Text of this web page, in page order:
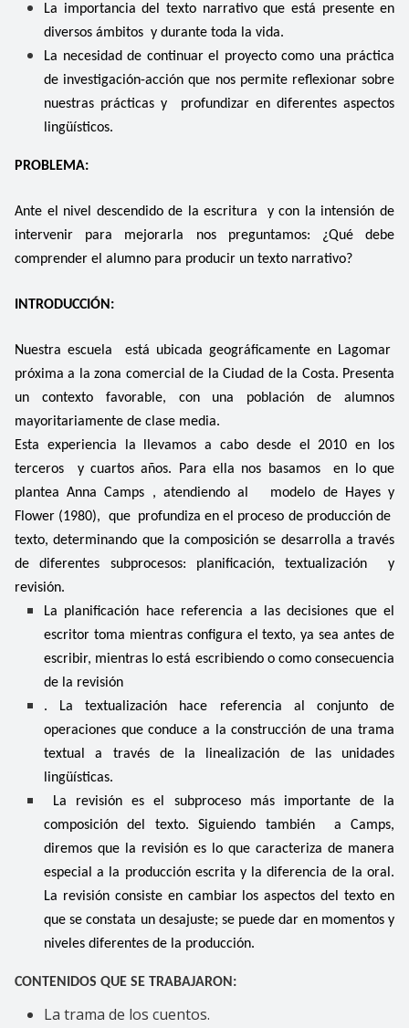
La importancia del texto narrativo que está presente en
diversos ámbitos y durante toda la vida.
La necesidad de continuar el proyecto como una práctica
de investigación-acción que nos permite reflexionar sobre
nuestras prácticas y profundizar en diferentes aspectos
lingüísticos.
PROBLEMA:
Ante el nivel descendido de la escritura y con la intensión de
intervenir para mejorarla nos preguntamos: ¿Qué debe
comprender el alumno para producir un texto narrativo?
INTRODUCCIÓN:
Nuestra escuela está ubicada geográficamente en Lagomar
próxima a la zona comercial de la Ciudad de la Costa. Presenta
un contexto favorable, con una población de alumnos
mayoritariamente de clase media.
Esta experiencia la llevamos a cabo desde el 2010 en los
terceros y cuartos años. Para ella nos basamos en lo que
plantea Anna Camps , atendiendo al modelo de Hayes y
Flower (1980), que profundiza en el proceso de producción de
texto, determinando que la composición se desarrolla a través
de diferentes subprocesos: planificación, textualización y
revisión.
La planificación hace referencia a las decisiones que el
escritor toma mientras configura el texto, ya sea antes de
escribir, mientras lo está escribiendo o como consecuencia
de la revisión
. La textualización hace referencia al conjunto de
operaciones que conduce a la construcción de una trama
textual a través de la linealización de las unidades
lingüísticas.
La revisión es el subproceso más importante de la
composición del texto. Siguiendo también a Camps,
diremos que la revisión es lo que caracteriza de manera
especial a la producción escrita y la diferencia de la oral.
La revisión consiste en cambiar los aspectos del texto en
que se constata un desajuste; se puede dar en momentos y
niveles diferentes de la producción.
CONTENIDOS QUE SE TRABAJARON:
La trama de los cuentos.